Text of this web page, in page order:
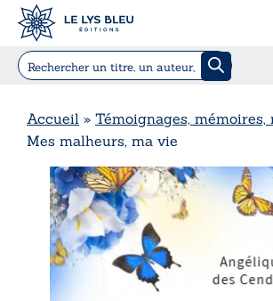
Accueil » Témoignages,
Mes malheurs, ma vie